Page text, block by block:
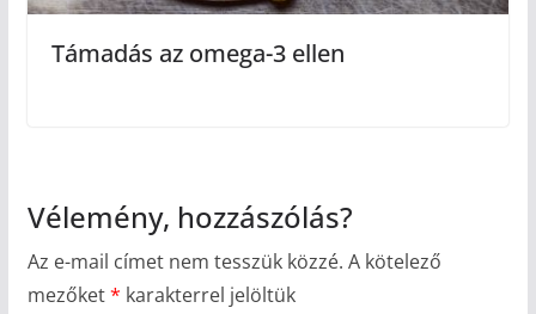
Támadás az omega-3 ellen
Vélemény, hozzászólás?
Az e-mail címet nem tesszük közzé. A kötelező
mezőket* karakterrel jelöltük